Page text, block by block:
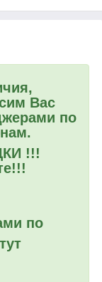
Вас
по
!!!
по